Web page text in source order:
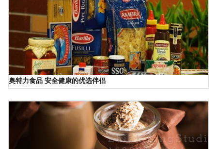
奥特力食品 安全健康的优选伴侣